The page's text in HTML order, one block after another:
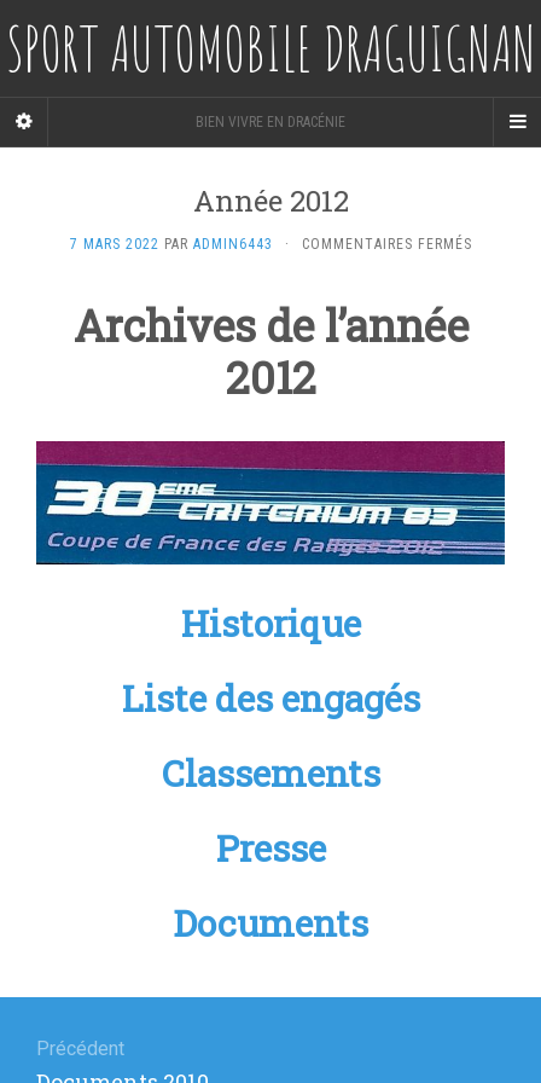
SPORT AUTOMOBILE DRAGUIGNAN
BIEN VIVRE EN DRACÉNIE
Année 2012
7 MARS 2022 PAR ADMIN6443 · COMMENTAIRES FERMÉSSUR
Archives de l’année
2012
Historique
Liste des engagés
Classements
Presse
Documents
dePrécédent